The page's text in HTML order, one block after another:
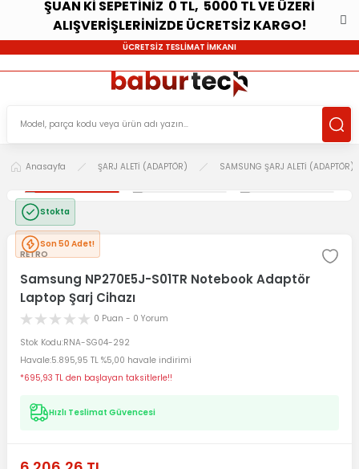
ŞUAN Kİ SEPETİNİZ 0 TL, 5000 TL VE ÜZERİ
ALIŞVERİŞLERİNİZDE ÜCRETSİZ KARGO!
ÜCRETSİZ TESLİMAT İMKANI
Anasayfa ŞARJ ALETİ (ADAPTÖR) SAMSUNG ŞARJ ALETİ (ADAPTÖR)
Stokta
Son 50 Adet!
RETRO
Samsung NP270E5J-S01TR Notebook Adaptör
Laptop Şarj Cihazı
0 Puan - 0 Yorum
Stok Kodu RNA-SG04-292
Havale 5.895,95 TL %5,00 havale indirimi
*695,93 TL den başlayan taksitlerle!!
Hızlı Teslimat Güvencesi